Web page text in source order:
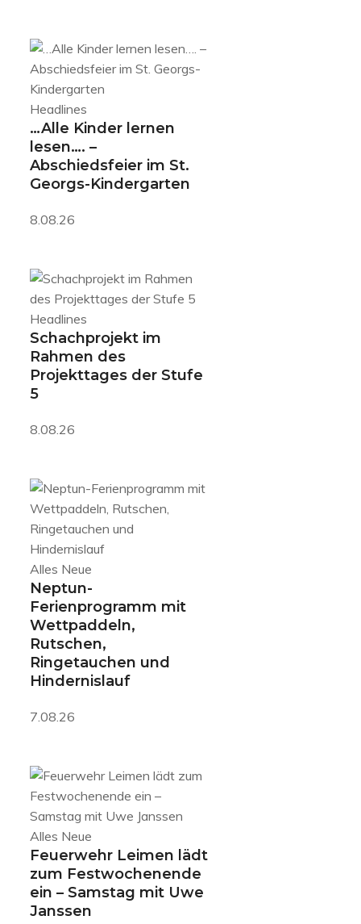
Headlines
…Alle Kinder lernen
lesen…. –
Abschiedsfeier im St.
Georgs-Kindergarten
8.08.26
Headlines
Schachprojekt im
Rahmen des
Projekttages der Stufe
5
8.08.26
Alles Neue
Neptun-
Ferienprogramm mit
Wettpaddeln,
Rutschen,
Ringetauchen und
Hindernislauf
7.08.26
Alles Neue
Feuerwehr Leimen lädt
zum Festwochenende
ein – Samstag mit Uwe
Janssen